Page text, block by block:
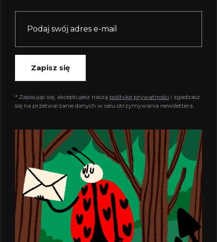
Zapisz się
* Zapisując się, akceptujesz naszą politykę prywatności i zgadzasz
się na przetwarzanie danych w celu otrzymywania newslettera.